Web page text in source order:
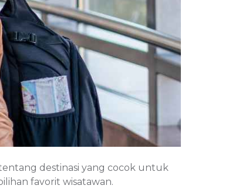
destinasi yang cocok untuk
favorit wisatawan.